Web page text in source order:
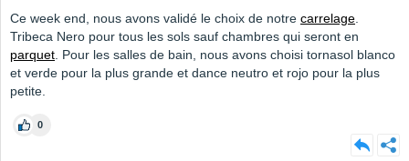
Ce week end, nous avons validé le choix de notre carrelage.
Tribeca Nero pour tous les sols sauf chambres qui seront en
parquet. Pour les salles de bain, nous avons choisi tornasol blanco
et verde pour la plus grande et dance neutro et rojo pour la plus
petite.
0